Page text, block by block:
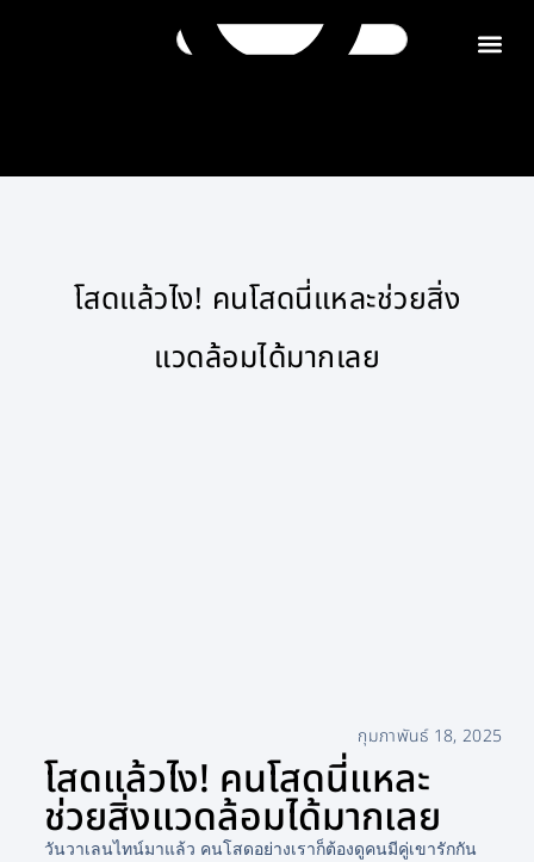
โสดแล้วไง! คนโสดนี่แหละช่วยสิ่ง
แวดล้อมได้มากเลย
กุมภาพันธ์ 18, 2025
โสดแล้วไง! คนโสดนี่แหละ
ช่วยสิ่งแวดล้อมได้มากเลย
วันวาเลนไทน์มาแล้ว คนโสดอย่างเราก็ต้องดูคนมีคู่เขารักกัน